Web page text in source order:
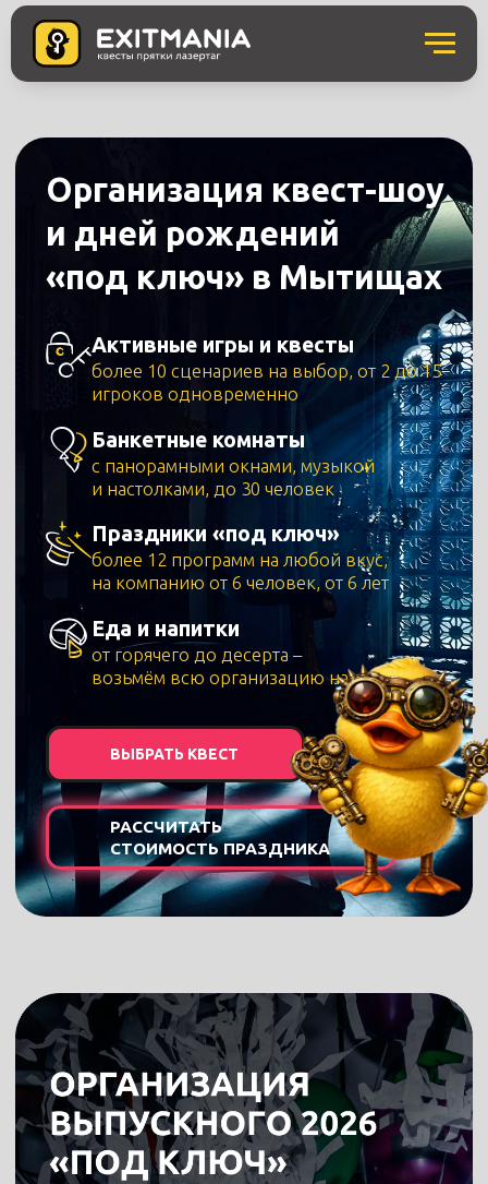
Организация квест-шоу
«под ключ» в Мытищах
Еда и напитки
от горячего до десерта –
возьмём всю организацию на себя
Праздники «под ключ»
более 12 программ на любой вкус,
Активные игры и квесты
более 10 сценариев на выбор, от 2 до 15
игроков одновременно
с панорамными окнами, музыкой
и настолками, до 30 человек
РАССЧИТАТЬ
СТОИМОСТЬ ПРАЗДНИКА
ВЫБРАТЬ КВЕСТ